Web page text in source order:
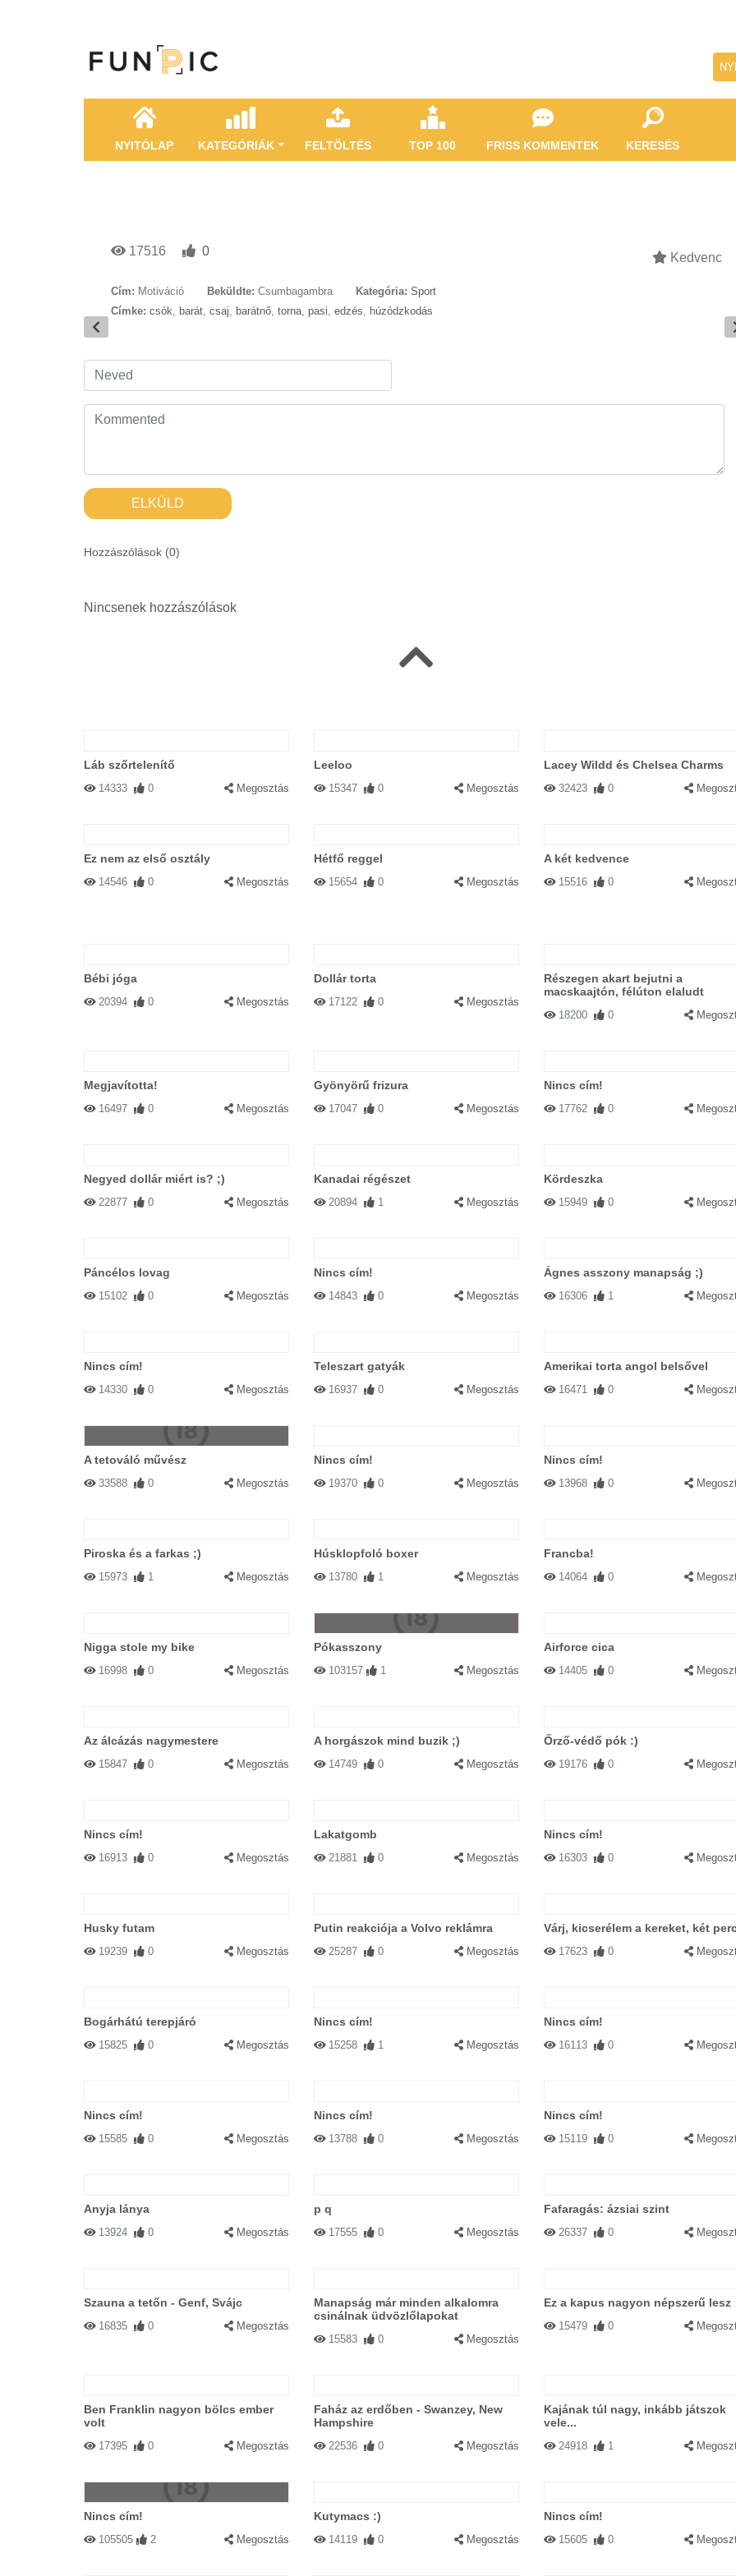
NYITÓLAP KATEGÓRIÁK FELTÖLTÉS TOP 100 FRISS KOMMENTEK KERESÉS
17516 0 Kedvenc
Cím: Motiváció Beküldte: Csumbagambra Kategória: Sport
Címke: csók, barát, csaj, barátnő, torna, pasi, edzés, húzódzkodás
ELKÜLD
Hozzászólások (0)
Nincsenek hozzászólások
Láb szőrtelenítő
14333 0 Megosztás
Leeloo
15347 0 Megosztás
Lacey Wildd és Chelsea Charms
32423 0
Ez nem az első osztály
14546 0 Megosztás
Hétfő reggel
15654 0 Megosztás
A két kedvence
15516 0
Bébi jóga
20394 0 Megosztás
Dollár torta
17122 0 Megosztás
Részegen akart bejutni a
macskaajtón, félúton elaludt
18200 0
Megjavította!
16497 0 Megosztás
Gyönyörű frizura
17047 0 Megosztás
Nincs cím!
17762 0
Negyed dollár miért is? ;)
22877 0 Megosztás
Kanadai régészet
20894 1 Megosztás
Kördeszka
15949 0
Páncélos lovag
15102 0 Megosztás
Nincs cím!
14843 0 Megosztás
Ágnes asszony manapság ;)
16306 1
Nincs cím!
14330 0 Megosztás
Teleszart gatyák
16937 0 Megosztás
Amerikai torta angol belsővel
16471 0
A tetováló művész
33588 0 Megosztás
Nincs cím!
19370 0 Megosztás
Nincs cím!
13968 0
Piroska és a farkas ;)
15973 1 Megosztás
Húsklopfoló boxer
13780 1 Megosztás
Francba!
14064 0
Nigga stole my bike
16998 0 Megosztás
Pókasszony
103157 1 Megosztás
Airforce cica
14405 0
Az álcázás nagymestere
15847 0 Megosztás
A horgászok mind buzik ;)
14749 0 Megosztás
Őrző-védő pók :)
19176 0
Nincs cím!
16913 0 Megosztás
Lakatgomb
21881 0 Megosztás
Nincs cím!
16303 0
Husky futam
19239 0 Megosztás
Putin reakciója a Volvo reklámra
25287 0 Megosztás
Várj, kicserélem a kereket, két
17623 0
Bogárhátú terepjáró
15825 0 Megosztás
Nincs cím!
15258 1 Megosztás
Nincs cím!
16113 0
Nincs cím!
15585 0 Megosztás
Nincs cím!
13788 0 Megosztás
Nincs cím!
15119 0
Anyja lánya
13924 0 Megosztás
p q
17555 0 Megosztás
Fafaragás: ázsiai szint
26337 0
Szauna a tetőn - Genf, Svájc
16835 0 Megosztás
Manapság már minden alkalomra
csinálnak üdvözlőlapokat
15583 0 Megosztás
Ez a kapus nagyon népszerű lesz
15479 0
Ben Franklin nagyon bölcs ember
volt
17395 0 Megosztás
Faház az erdőben - Swanzey, New
Hampshire
22536 0 Megosztás
Kajának túl nagy, inkább játszok
vele...
24918 1
Nincs cím!
105505 2 Megosztás
Kutymacs :)
14119 0 Megosztás
Nincs cím!
15605 0